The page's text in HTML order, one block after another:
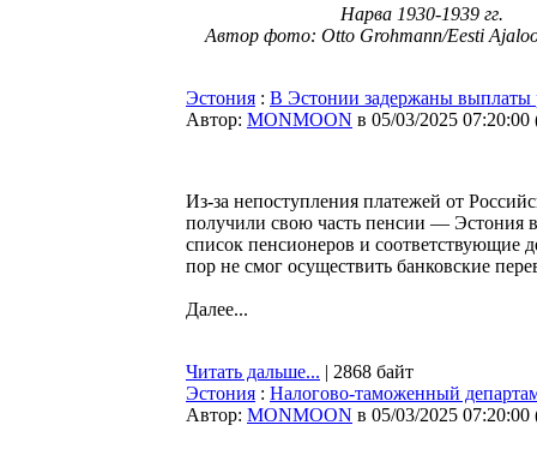
Нарва 1930-1939 гг.
Автор фото: Otto Grohmann/Eesti
Эстония : В Эстонии задержаны выплаты
Автор: MONMOON в 05/03/2025 07:20:00
Из-за непоступления платежей от
получили свою часть пенсии — Эстония
список пенсионеров и соответствующие
пор не смог осуществить банковские
Далее...
Читать дальше... | 2868 байт
Эстония : Налогово-таможенный
Автор: MONMOON в 05/03/2025 07:20:00